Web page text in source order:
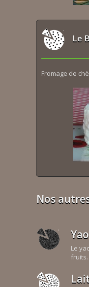
Le
Fromage de
Nos
Le
fruits.